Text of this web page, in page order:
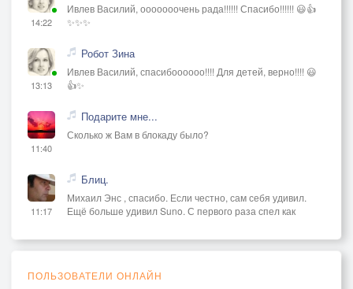
14:22
Ивлев Василий, ооооооочень рада!!!!!! Спасибо!!!!!! 😃👍
✨✨✨
13:13
Робот Зина
Ивлев Василий, спасибоооооо!!!! Для детей, верно!!!! 😃
👍✨
11:40
Подарите мне...
Сколько ж Вам в блокаду было?
11:17
Блиц.
Михаил Энс , спасибо. Если честно, сам себя удивил.
Ещё больше удивил Suno. С первого раза спел как
ПОЛЬЗОВАТЕЛИ ОНЛАЙН